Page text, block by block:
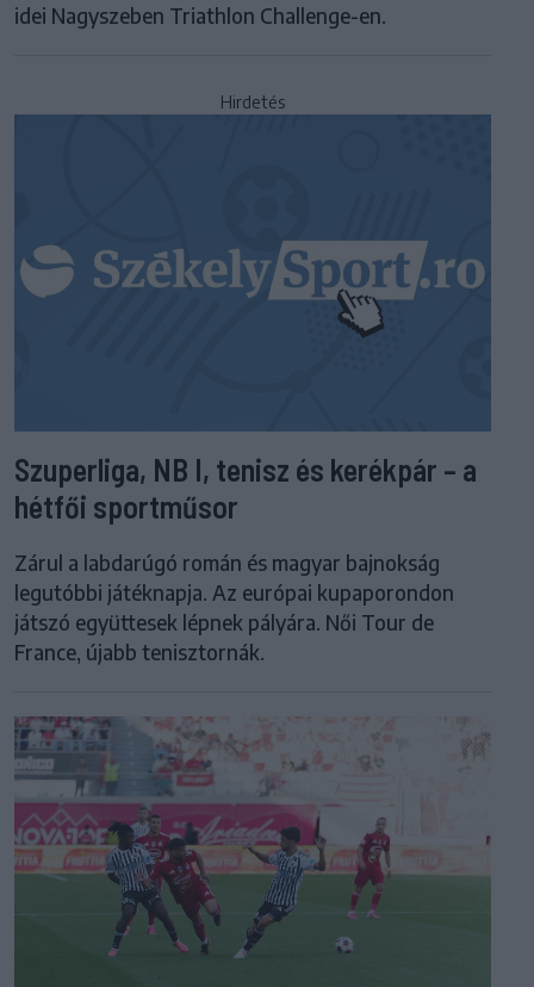
idei Nagyszeben Triathlon Challenge-en.
Hirdetés
Szuperliga, NB I, tenisz és kerékpár – a
hétfői sportműsor
Zárul a labdarúgó román és magyar bajnokság
legutóbbi játéknapja. Az európai kupaporondon
játszó együttesek lépnek pályára. Női Tour de
France, újabb tenisztornák.